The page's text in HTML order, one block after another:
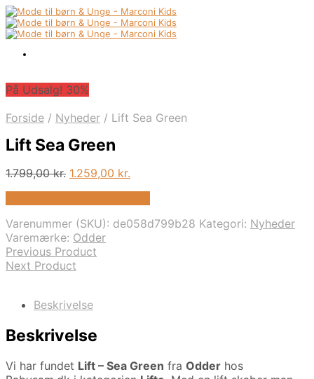
På Udsalg! 30%
Forside / Nyheder / Lift Sea Green
Lift Sea Green
1.799,00kr. Den
1.799,00 kr..
1.259,00 kr.
1.259,00 kr..
Varenummer (SKU): de058d799b28 Kategori: Nyheder
Varemærke: Odder
Previous Product
Next Product
Beskrivelse
Beskrivelse
Vi har fundet Lift – Sea Green fra Odder hos